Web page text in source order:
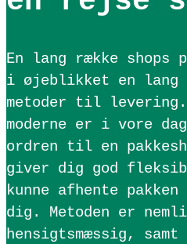
En lang række
i øjeblikket en lang
metoder til levering.
moderne er i vore
ordren til en
giver dig god
kunne afhente
dig. Metoden er
hensigtsmæssig,